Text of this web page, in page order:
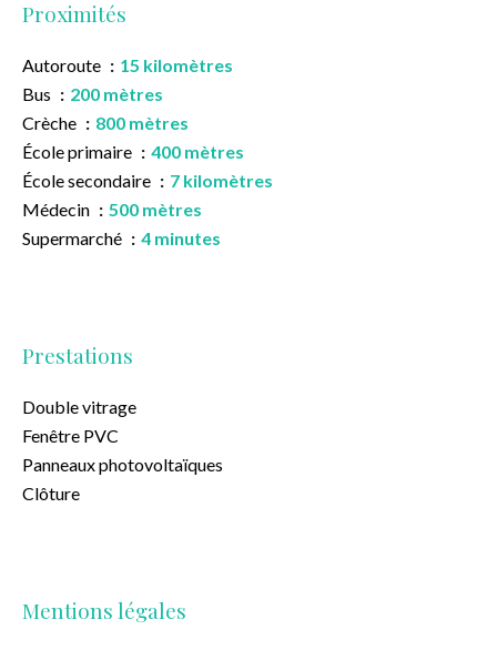
Proximités
Autoroute
15 kilomètres
Bus
200 mètres
Crèche
800 mètres
École primaire
400 mètres
École secondaire
7 kilomètres
Médecin
500 mètres
Supermarché
4 minutes
Prestations
Double vitrage
Fenêtre PVC
Panneaux photovoltaïques
Clôture
Mentions légales